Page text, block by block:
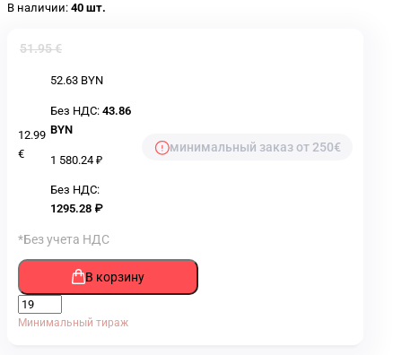
В наличии: 40 шт.
12.99
€
52.63 BYN
Без НДС: 43.86
BYN
1 580.24 ₽
Без НДС:
1295.28 ₽
минимальный заказ от 250€
51.95 €
*Без учета НДС
В корзину
Минимальный тираж